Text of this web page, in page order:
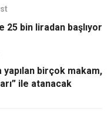
bin liradan başlıyor
yapılan birçok makam,
ile atanacak